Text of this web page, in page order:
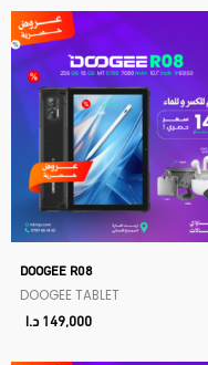
DOOGEE R08
DOOGEE TABLET
149,000د.ا